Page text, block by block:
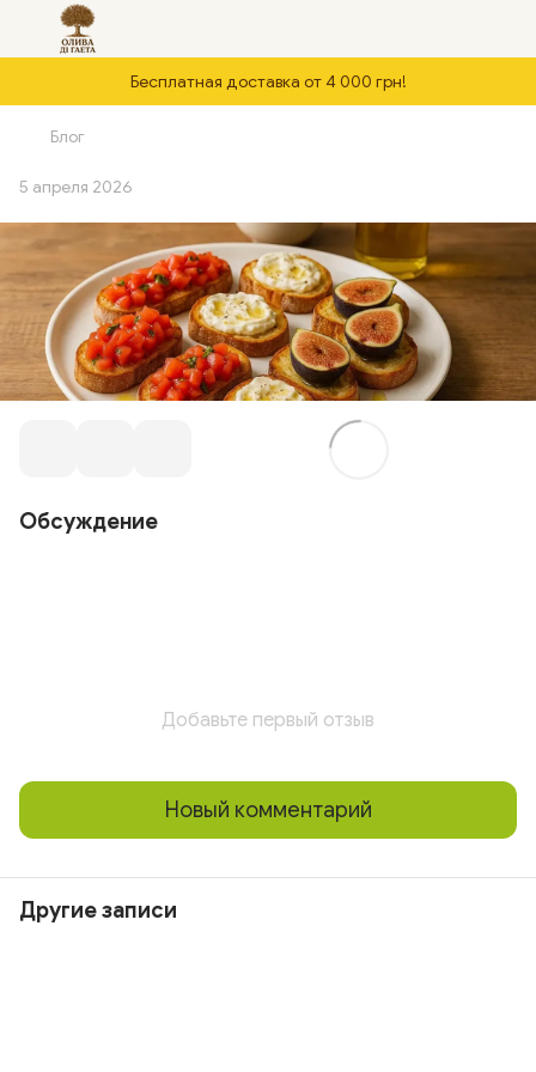
Бесплатная доставка от 4 000 грн!
Блог
5 апреля 2026
Обсуждение
Добавьте первый отзыв
Новый комментарий
Другие записи